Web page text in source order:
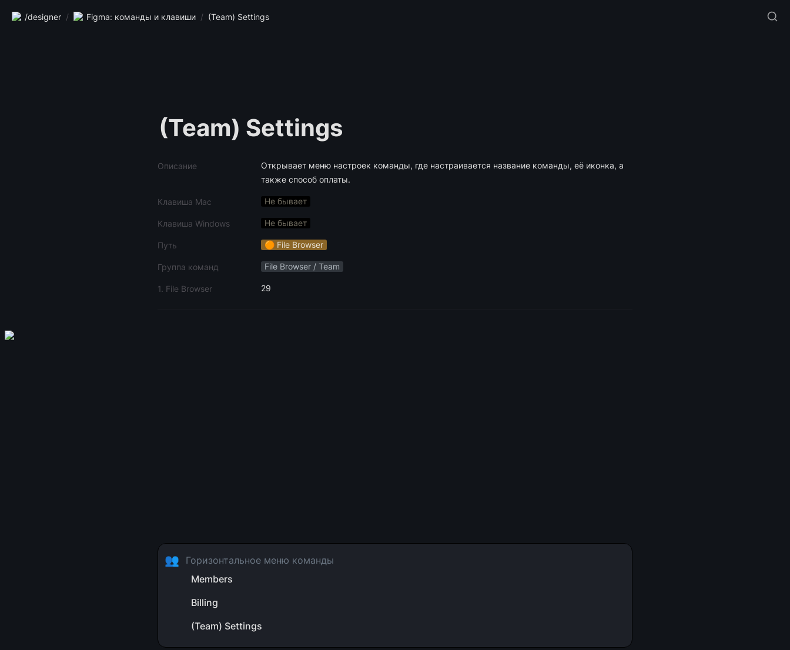
/designer / Figma: команды и клавиши / (Team) Settings
(Team) Settings
Описание
Открывает меню настроек команды, где настраивается название команды, её иконка, а
также способ оплаты.
Клавиша Mac Не бывает
Клавиша Windows Не бывает
Путь 🟠 File Browser
Группа команд File Browser / Team
1. File Browser 29
👥
Горизонтальное меню команды
Members
Billing
(Team) Settings